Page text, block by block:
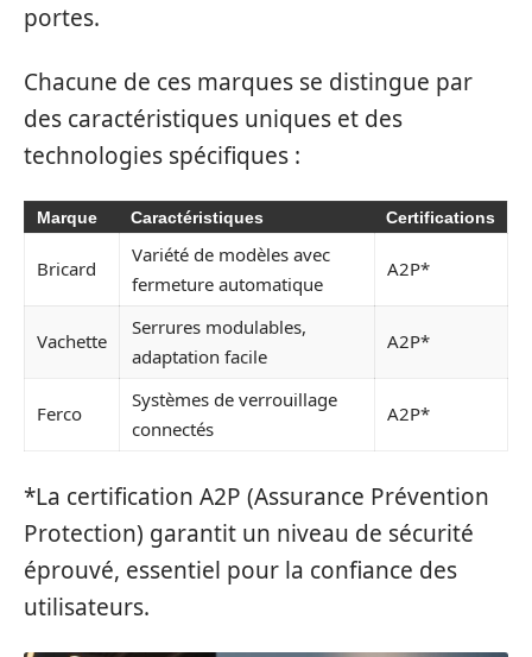
portes.
Chacune de ces marques se distingue par
des caractéristiques uniques et des
technologies spécifiques :
Marque Caractéristiques Certifications
Bricard
Variété de modèles avec
fermeture automatique
A2P*
Vachette
Serrures modulables,
adaptation facile
A2P*
Ferco
Systèmes de verrouillage
connectés
A2P*
*La certification A2P (Assurance Prévention
Protection) garantit un niveau de sécurité
éprouvé, essentiel pour la confiance des
utilisateurs.